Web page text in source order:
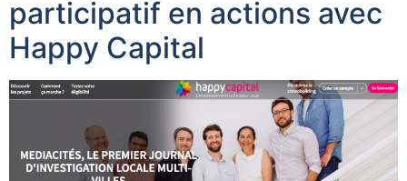
participatif en actions avec
Happy Capital